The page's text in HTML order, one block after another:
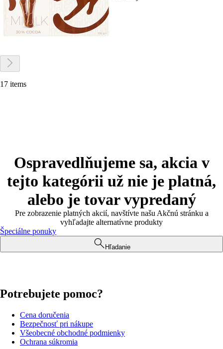
17 items
Ospravedlňujeme sa, akcia v
tejto kategórii už nie je platná,
alebo je tovar vypredaný
Pre zobrazenie platných akcií, navštívte našu Akčnú stránku a
vyhľadajte alternatívne produkty
Špeciálne ponuky
Hľadanie
Potrebujete pomoc?
Cena doručenia
Bezpečnosť pri nákupe
Všeobecné obchodné podmienky
Ochrana súkromia